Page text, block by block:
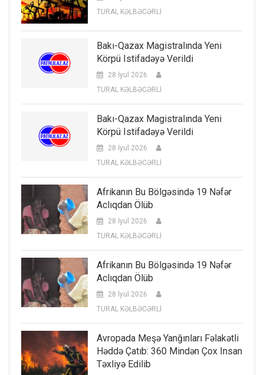
TURAL KƏLBƏCƏRLİ
Bakı-Qazax Magistralında Yeni
Körpü Istifadəyə Verildi
28 İyul 2026
TURAL KƏLBƏCƏRLİ
Bakı-Qazax Magistralında Yeni
Körpü Istifadəyə Verildi
28 İyul 2026
TURAL KƏLBƏCƏRLİ
Afrikanın Bu Bölgəsində 19 Nəfər
Aclıqdan Ölüb
28 İyul 2026
TURAL KƏLBƏCƏRLİ
Afrikanın Bu Bölgəsində 19 Nəfər
Aclıqdan Ölüb
28 İyul 2026
TURAL KƏLBƏCƏRLİ
Avropada Meşə Yanğınları Fəlakətli
Həddə Çatıb: 360 Mindən Çox Insan
Təxliyə Edilib